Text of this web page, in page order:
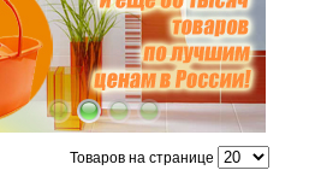
Товаров на странице